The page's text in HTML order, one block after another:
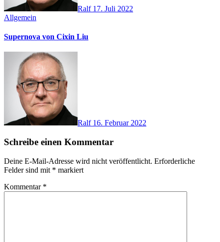
Ralf 17. Juli 2022
Allgemein
Supernova von Cixin Liu
Ralf 16. Februar 2022
Schreibe einen Kommentar
Deine E-Mail-Adresse wird nicht veröffentlicht. Erforderliche
Felder sind mit * markiert
Kommentar *